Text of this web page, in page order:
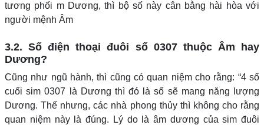
tương phối m Dương, thì bộ số này cân bằng hài hòa với
người mệnh Âm
3.2. Số điện thoại đuôi số 0307 thuộc Âm hay
Dương?
Cũng như ngũ hành, thì cũng có quan niệm cho rằng: “4 số
cuối sim 0307 là Dương thì đó là số sẽ mang năng lượng
Dương. Thế nhưng, các nhà phong thủy thì không cho rằng
quan niệm này là đúng. Lý do là âm dương của sim đuôi